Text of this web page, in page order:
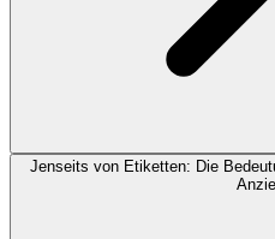
Jenseits von Etiketten: Die